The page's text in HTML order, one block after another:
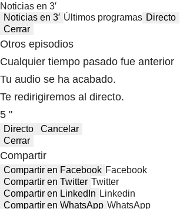
Noticias en 3′
Noticias en 3′ Últimos programas Directo
Cerrar
Otros episodios
Cualquier tiempo pasado fue anterior
Tu audio se ha acabado.
Te redirigiremos al directo.
5 "
Directo
Cancelar
Cerrar
Compartir
Compartir en Facebook Facebook
Compartir en Twitter Twitter
Compartir en LinkedIn Linkedin
Compartir en WhatsApp WhatsApp